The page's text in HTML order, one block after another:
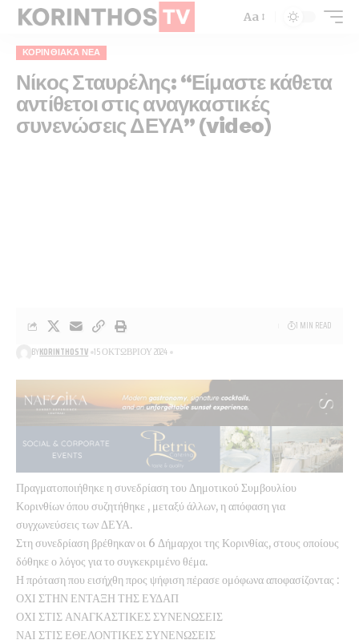
Aa
ΚΟΡΙΝΘΙΑΚΆ ΝΈΑ
Νίκος Σταυρέλης: “Είμαστε κάθετα
αντίθετοι στις αναγκαστικές
συνενώσεις ΔΕΥΑ” (video)
BYKORINTHOSTV 15 ΟΚΤΩΒΡΊΟΥ 2024
1 MIN READ
Πραγματοποιήθηκε η συνεδρίαση του Δημοτικού Συμβουλίου
Κορινθίων όπου συζητήθηκε , μεταξύ άλλων, η απόφαση για
συγχωνεύσεις των ΔΕΥΑ.
Στη συνεδρίαση βρέθηκαν οι 6 Δήμαρχοι της Κορινθίας, στους οποίους
δόθηκε ο λόγος για το συγκεκριμένο θέμα.
Η πρόταση που εισήχθη προς ψήφιση πέρασε ομόφωνα αποφασίζοντας :
ΟΧΙ ΣΤΗΝ ΕΝΤΑΞΗ ΤΗΣ ΕΥΔΑΠ
ΟΧΙ ΣΤΙΣ ΑΝΑΓΚΑΣΤΙΚΕΣ ΣΥΝΕΝΩΣΕΙΣ
ΝΑΙ ΣΤΙΣ ΕΘΕΛΟΝΤΙΚΕΣ ΣΥΝΕΝΩΣΕΙΣ